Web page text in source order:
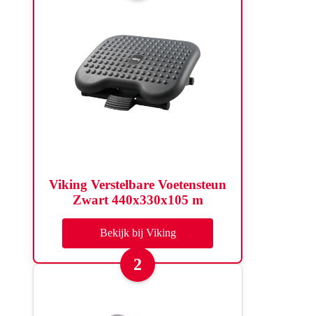
Viking Verstelbare Voetensteun
Zwart 440x330x105 m
Bekijk bij Viking
2